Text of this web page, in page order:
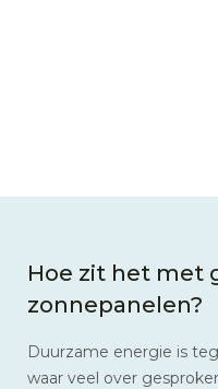
Hoe zit het met
zonnepanelen?
Duurzame energie is
waar veel over